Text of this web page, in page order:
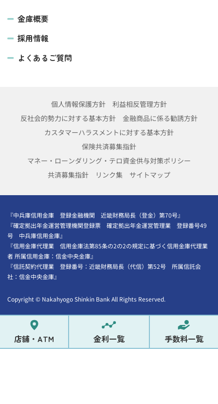
店舗・ATM 金利一覧 手数料一覧
金庫概要
採用情報
よくあるご質問
個人情報保護方針
利益相反管理方針
反社会的勢力に対する基本方針
金融商品に係る勧誘方針
カスタマーハラスメントに対する基本方針
保険共済募集指針
マネー・ローンダリング・テロ資金供与対策ポリシー
共済募集指針
リンク集 サイトマップ
『中兵庫信用金庫 登録金融機関 近畿財務局長（登金）第70号』
『確定拠出年金運営管理機関登録票 確定拠出年金運営管理業 登録番号49
号 中兵庫信用金庫』
『信用金庫代理業 信用金庫法第85条の2の2の規定に基づく信用金庫代理業
者 所属信用金庫：信金中央金庫』
『信託契約代理業 登録番号：近畿財務局長（代信）第52号 所属信託会
社：信金中央金庫』
Copyright © Nakahyogo Shinkin Bank All Rights Reserved.